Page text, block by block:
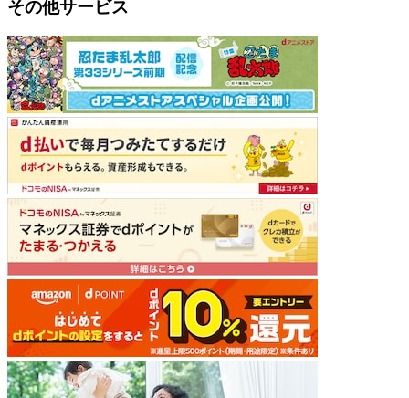
その他サービス